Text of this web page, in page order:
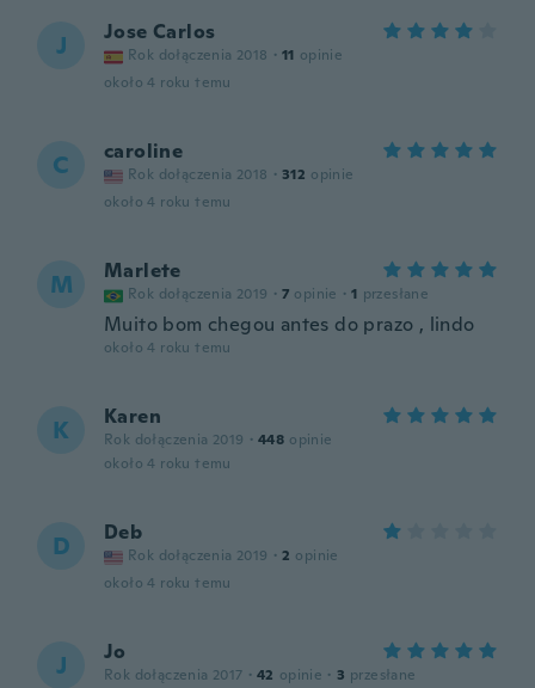
J Jose Carlos
Rok dołączenia 2018 · 11 opinie
około 4 roku temu
C caroline
Rok dołączenia 2018 · 312 opinie
około 4 roku temu
M Marlete
Rok dołączenia 2019 · 7 opinie · 1 przesłane
Muito bom chegou antes do prazo , lindo
około 4 roku temu
K Karen
Rok dołączenia 2019 · 448 opinie
około 4 roku temu
D Deb
Rok dołączenia 2019 · 2 opinie
około 4 roku temu
J Jo
Rok dołączenia 2017 · 42 opinie · 3 przesłane